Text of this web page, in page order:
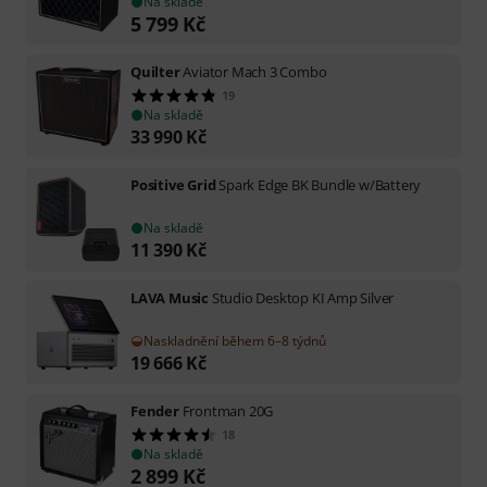
5 799 Kč
QuilterAviator Mach 3 Combo
19
Na skladě
33 990 Kč
Positive Grid Spark Edge BK Bundle w/Battery
Na skladě
11 390 Kč
LAVA Music Studio Desktop KI Amp Silver
Naskladnění během 6–8 týdnů
19 666 Kč
Fender Frontman 20G
18
Na skladě
2 899 Kč